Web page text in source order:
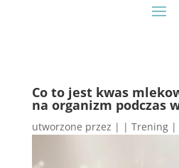
Co to jest kwas
na organizm podczas
utworzone przez | | Trening|